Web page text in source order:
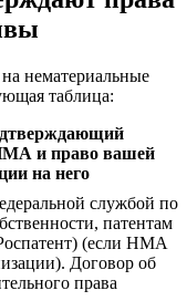
нематериальные
таблица:
и право вашей
на него
службой по
патентам
(если НМА
Договор об
права